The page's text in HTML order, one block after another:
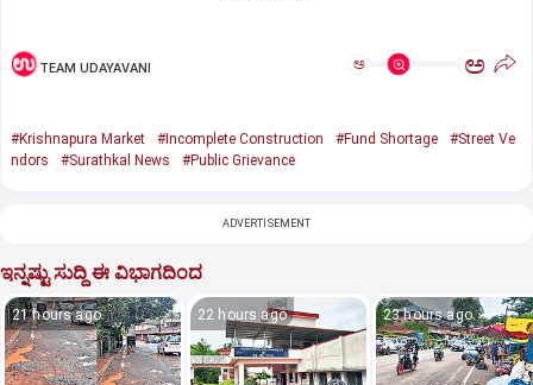
TEAM UDAYAVANI ಅ ಅ
#Krishnapura Market #Incomplete Construction #Fund Shortage
#Street Ve
ndors
#Surathkal News #Public Grievance
ADVERTISEMENT
ಇನ್ನಷ್ಟು ಸುದ್ದಿ ಈ ವಿಭಾಗದಿಂದ
21 hours ago 22 hours ago 23 hours ago